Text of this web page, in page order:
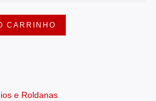
CARRINHO
e Roldanas